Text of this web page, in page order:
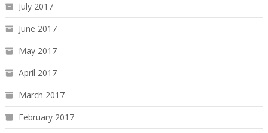
July 2017
June 2017
May 2017
April 2017
March 2017
February 2017